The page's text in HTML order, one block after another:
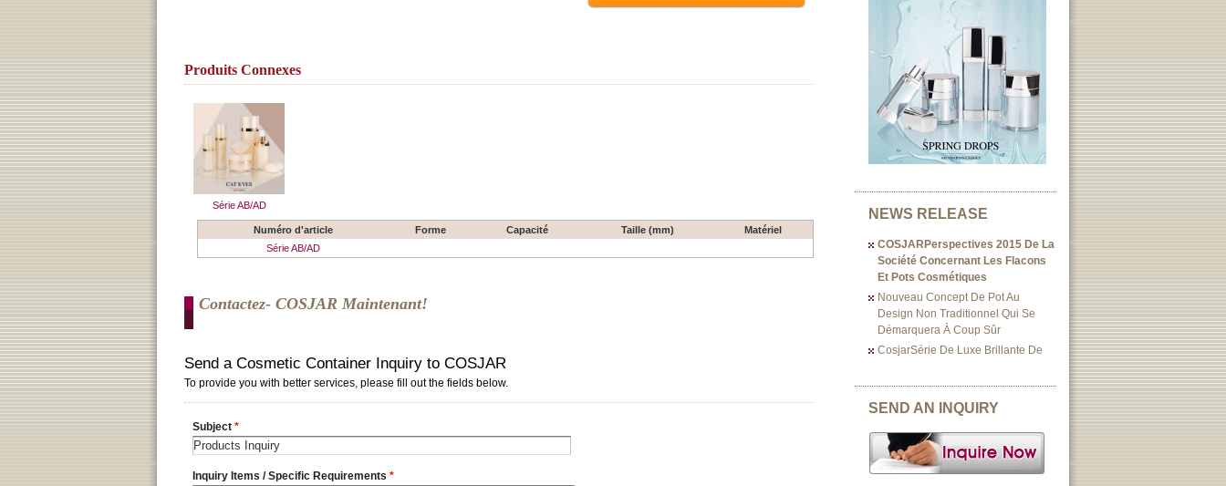
Produits Connexes
Série AB/AD
Numéro d'article Forme Capacité Taille (mm)
Matériel
Série AB/AD
Contactez- COSJAR Maintenant!
NEWS RELEASE
COSJARPerspectives 2015 De La
Société Concernant Les Flacons
Et Pots Cosmétiques
Nouveau Concept De Pot Au
Design Non Traditionnel Qui Se
Démarquera À Coup Sûr
CosjarSérie De Luxe Brillante De
SEND AN INQUIRY